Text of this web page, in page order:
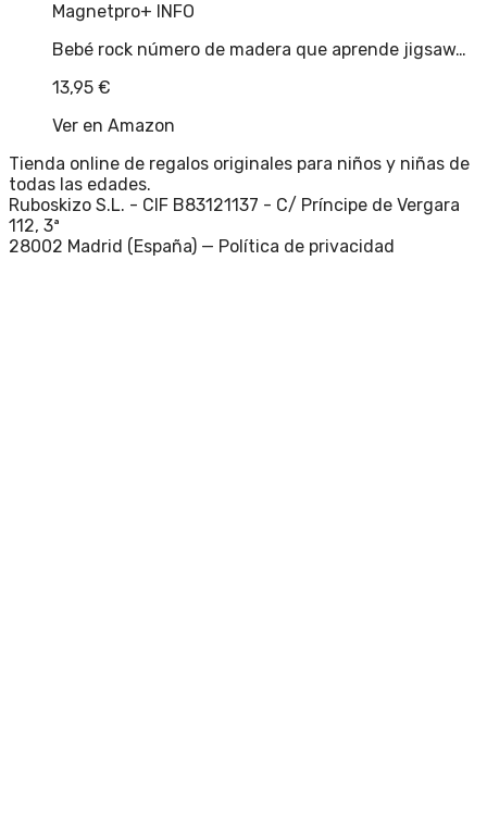
Magnetpro+ INFO
Bebé rock número de madera que aprende jigsaw…
13,95 €
Ver en Amazon
Tienda online de regalos originales para niños y niñas de
todas las edades.
Ruboskizo S.L. - CIF B83121137 - C/ Príncipe de Vergara
112, 3ª
28002 Madrid (España) — Política de privacidad